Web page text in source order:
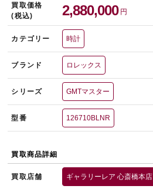
買取価格
(税込)
2,880,000 円
カテゴリー 時計
ブランド ロレックス
シリーズ GMTマスター
型番 126710BLNR
買取商品詳細
買取店舗 ギャラリーレア 心斎橋本店